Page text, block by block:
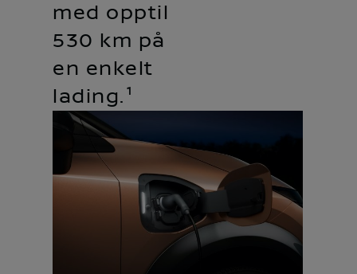
med opptil
530 km på
en enkelt
lading.¹